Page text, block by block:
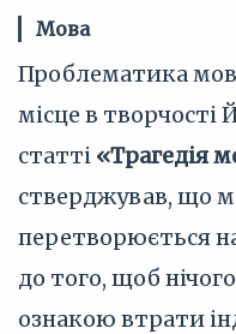
Мова
Проблематика
місце в творчості
статті «Трагедія
стверджував, що
перетворюється
до того, щоб
ознакою втрати